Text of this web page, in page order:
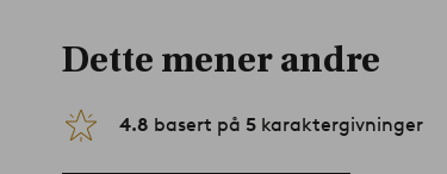
Dette mener andre
4.8 basert på 5 karaktergivninger